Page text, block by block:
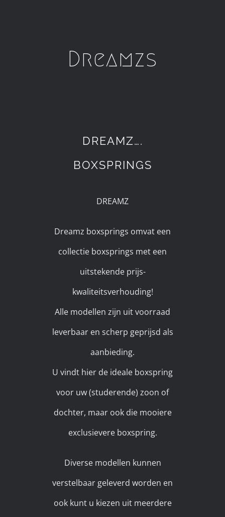
Dreamzs
DREAMZ….
BOXSPRINGS
DREAMZ
Dreamz boxsprings omvat een
collectie boxsprings met een
uitstekende prijs-
kwaliteitsverhouding!
Alle modellen zijn uit voorraad
leverbaar en scherp geprijsd als
aanbieding.
U vindt hier de ideale boxspring
voor uw (studerende) zoon of
dochter, maar ook die mooiere
exclusievere boxspring.
Diverse modellen kunnen
verstelbaar geleverd worden en
ook kunt u kiezen uit meerdere